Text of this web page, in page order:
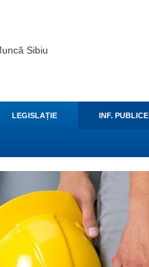
Sibiu
LEGISLAȚIE INF. PUBLICE